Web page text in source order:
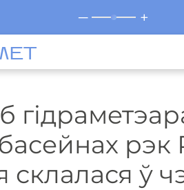
─ +
рэк
склалася ў